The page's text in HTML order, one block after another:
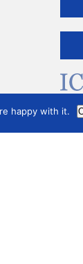
happy with it.